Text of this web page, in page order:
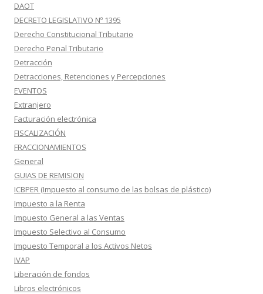
DAOT
DECRETO LEGISLATIVO Nº 1395
Derecho Constitucional Tributario
Derecho Penal Tributario
Detracción
Detracciones, Retenciones y Percepciones
EVENTOS
Extranjero
Facturación electrónica
FISCALIZACIÓN
FRACCIONAMIENTOS
General
GUIAS DE REMISION
ICBPER (Impuesto al consumo de las bolsas de plástico)
Impuesto a la Renta
Impuesto General a las Ventas
Impuesto Selectivo al Consumo
Impuesto Temporal a los Activos Netos
IVAP
Liberación de fondos
Libros electrónicos